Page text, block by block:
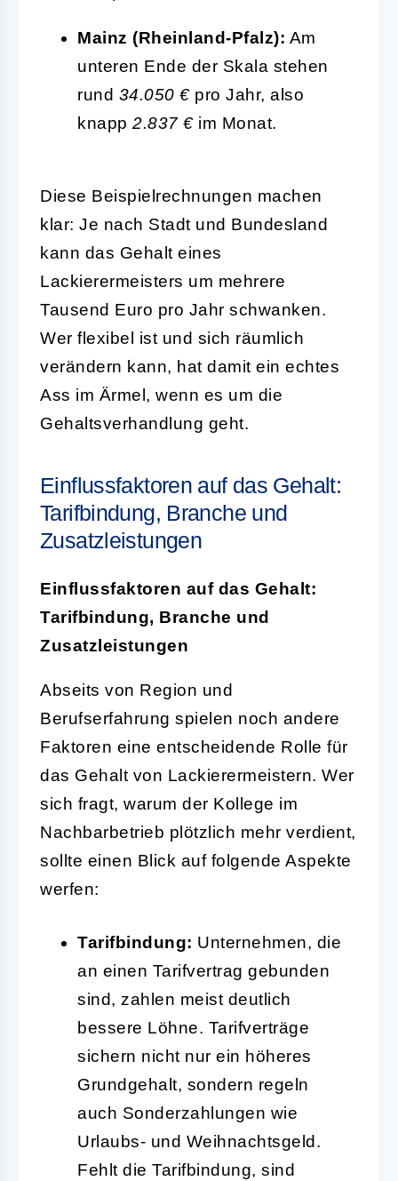
Mainz (Rheinland-Pfalz): Am
unteren Ende der Skala stehen
rund 34.050 €pro Jahr, also
knapp 2.837 €im Monat.
Diese Beispielrechnungen machen
klar: Je nach Stadt und Bundesland
kann das Gehalt eines
Lackierermeisters um mehrere
Tausend Euro pro Jahr schwanken.
Wer flexibel ist und sich räumlich
verändern kann, hat damit ein echtes
Ass im Ärmel, wenn es um die
Gehaltsverhandlung geht.
Einflussfaktoren auf das Gehalt:
Tarifbindung, Branche und
Zusatzleistungen
Einflussfaktoren auf das Gehalt:
Tarifbindung, Branche und
Zusatzleistungen
Abseits von Region und
Berufserfahrung spielen noch andere
Faktoren eine entscheidende Rolle für
das Gehalt von Lackierermeistern. Wer
sich fragt, warum der Kollege im
Nachbarbetrieb plötzlich mehr verdient,
sollte einen Blick auf folgende Aspekte
werfen:
Tarifbindung: Unternehmen, die
an einen Tarifvertrag gebunden
sind, zahlen meist deutlich
bessere Löhne. Tarifverträge
sichern nicht nur ein höheres
Grundgehalt, sondern regeln
auch Sonderzahlungen wie
Urlaubs- und Weihnachtsgeld.
Fehlt die Tarifbindung, sind